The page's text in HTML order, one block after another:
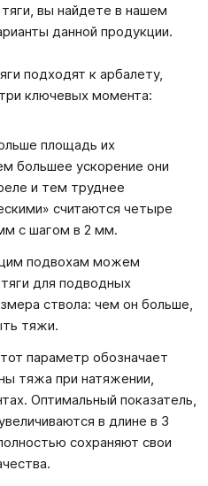
вы найдете в нашем
данной продукции.
подходят к арбалету,
ключевых момента:
площадь их
большее ускорение они
и тем труднее
считаются четыре
с шагом в 2 мм.
подвохам можем
для подводных
ствола: чем он больше,
тяжи.
параметр обозначает
тяжа при натяжении,
Оптимальный показатель,
в длине в 3
сохраняют свои